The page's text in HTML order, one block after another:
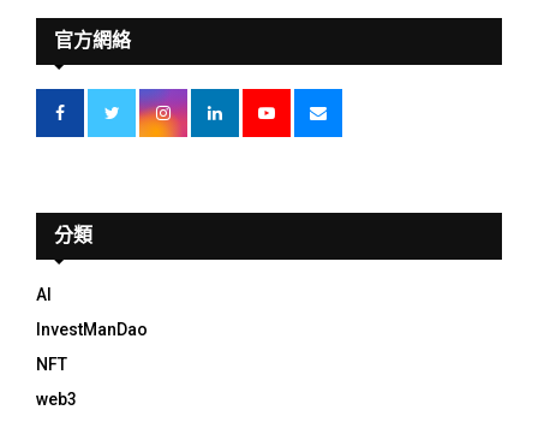
官方網絡
分類
AI
InvestManDao
NFT
web3